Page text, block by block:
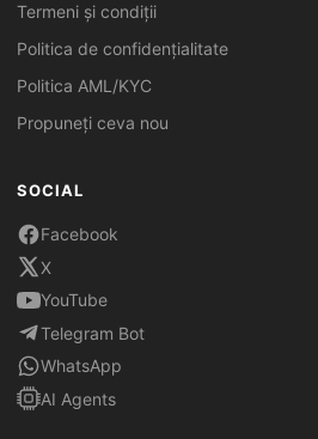
Termeni și condiții
Politica de confidențialitate
Politica AML/KYC
Propuneți ceva nou
SOCIAL
Facebook
X
YouTube
Telegram Bot
WhatsApp
AI Agents